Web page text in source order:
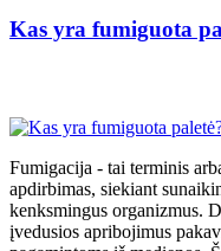
Kas yra fumiguota
Fumigacija - tai terminis
apdirbimas, siekiant
kenksmingus organizmus.
įvedusios apribojimus